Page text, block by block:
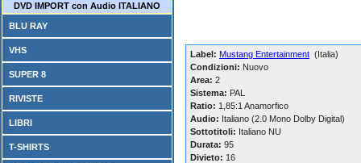
DVD IMPORT con Audio ITALIANO
BLU RAY
VHS
SUPER 8
RIVISTE
LIBRI
T-SHIRTS
Label: Mustang Entertainment (Italia)
Condizioni: Nuovo
Area: 2
Sistema: PAL
Ratio: 1,85:1 Anamorfico
Audio: Italiano (2.0 Mono Dolby Digital)
Sottotitoli: Italiano NU
Durata: 95
Divieto: 16